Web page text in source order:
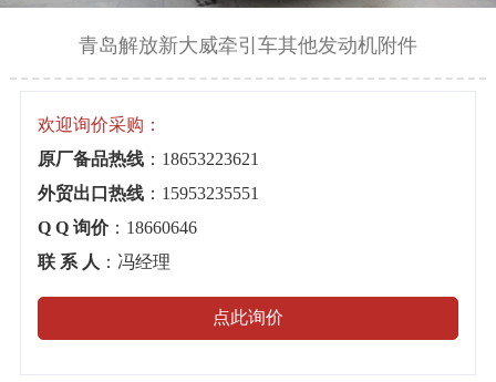
青岛解放新大威牵引车其他发动机附件
欢迎询价采购：
原厂备品热线：18653223621
外贸出口热线：15953235551
Q Q 询价：18660646
联 系 人 ：冯经理
点此询价